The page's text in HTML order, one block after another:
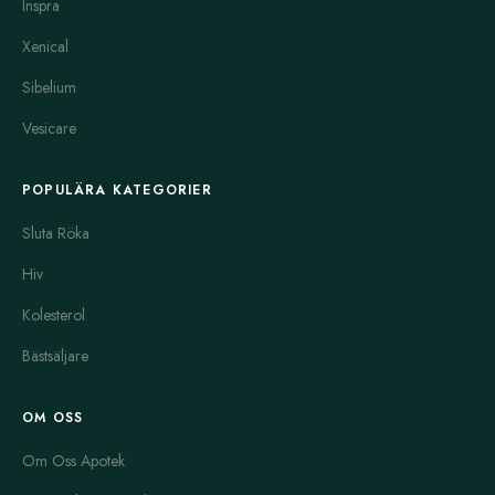
aktiv substans. Den används för att förebygga blodproppar vid
förmaksflimmer och efter vissa operationer. Behandlingen
Fel dos kan leda till blödningar eller otillräcklig effekt.
stärka hjärtats pumpfunktion. Den används ofta vid hjärtsvikt och
vissa hjärtrytmrubbningar. Lanoxin har smalt
Lisinopril
och skyddar njurarna, särskilt hos patienter med diabetes. Den
Micardisinnehåller telmisartan, en angiotensin II-
Inspra
Xenical
Sibelium
Vesicare
POPULÄRA KATEGORIER
Sluta Röka
Hiv
Kolesterol
Bästsäljare
OM OSS
Om Oss Apotek